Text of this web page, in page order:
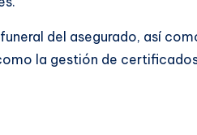
del asegurado, así
la gestión de